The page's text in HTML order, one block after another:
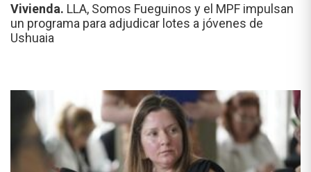
Vivienda. LLA, Somos Fueguinos y el MPF impulsan
un programa para adjudicar lotes a jóvenes de
Ushuaia